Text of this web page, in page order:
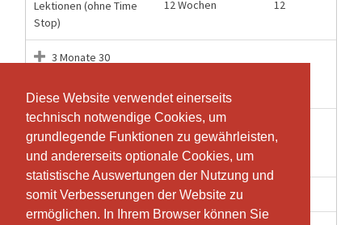
Diese Website verwendet einerseits
technisch notwendige Cookies, um
grundlegende Funktionen zu gewährleisten,
und andererseits optionale Cookies, um
statistische Auswertungen der Nutzung und
somit Verbesserungen der Website zu
ermöglichen. In Ihrem Browser können Sie
Diese Website verwendet einerseits
technisch notwendige Cookies, um
grundlegende Funktionen zu gewährleisten,
und andererseits optionale Cookies, um
statistische Auswertungen der Nutzung und
somit Verbesserungen der Website zu
ermöglichen. In Ihrem Browser können Sie
Lektionen (ohne Time
Stop)
12 Wochen 12
3 Monate 30
Stop)
4 Monate 10
Lektionen (ohne Time
Stop)
4 Monate 10
Einzeleintritt 1 Wochen